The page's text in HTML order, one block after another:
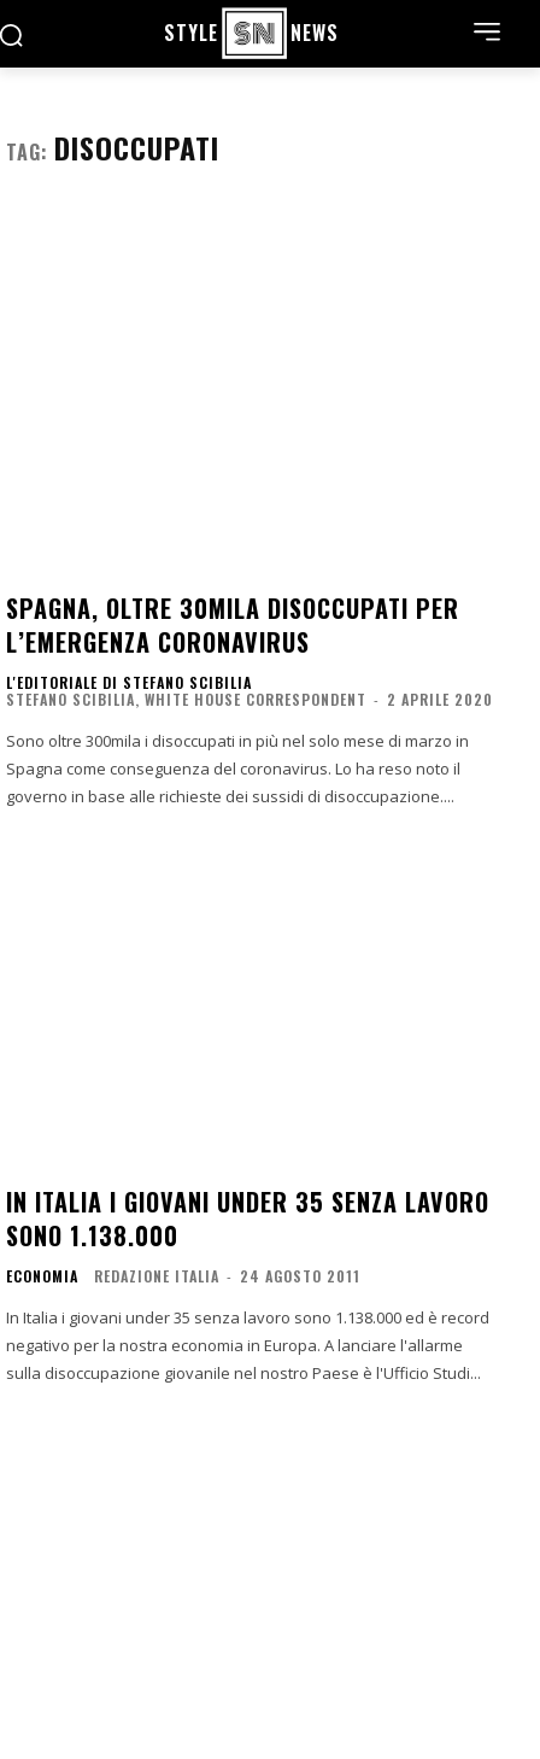
STYLE NEWS
TAG: DISOCCUPATI
SPAGNA, OLTRE 30MILA DISOCCUPATI PER
L’EMERGENZA CORONAVIRUS
L'EDITORIALE DI STEFANO SCIBILIA
STEFANO SCIBILIA, WHITE HOUSE CORRESPONDENT - 2 APRILE 2020
Sono oltre 300mila i disoccupati in più nel solo mese di marzo in
Spagna come conseguenza del coronavirus. Lo ha reso noto il
governo in base alle richieste dei sussidi di disoccupazione....
IN ITALIA I GIOVANI UNDER 35 SENZA LAVORO
SONO 1.138.000
ECONOMIA REDAZIONE ITALIA - 24 AGOSTO 2011
In Italia i giovani under 35 senza lavoro sono 1.138.000 ed è record
negativo per la nostra economia in Europa. A lanciare l'allarme
sulla disoccupazione giovanile nel nostro Paese è l'Ufficio Studi...